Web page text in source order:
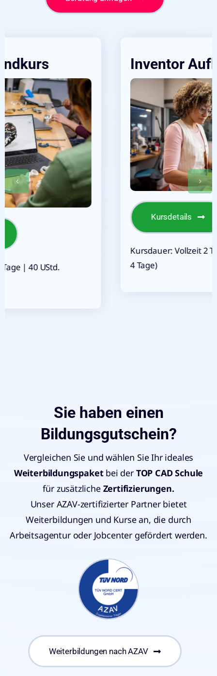
Inventor Aufbaukurs
Kursdauer: Vollzeit 2 Tage | 16 UStd. (Teilzeit
4 Tage)
Sie haben einen
Bildungsgutschein?
Vergleichen Sie und wählen Sie Ihr ideales
Weiterbildungspaket bei derTOP CAD Schule
für zusätzliche Zertifizierungen.
Unser AZAV-zertifizierter Partner bietet
Weiterbildungen und Kurse an, die durch
Arbeitsagentur oder Jobcenter gefördert werden.
Weiterbildungen nach AZAV